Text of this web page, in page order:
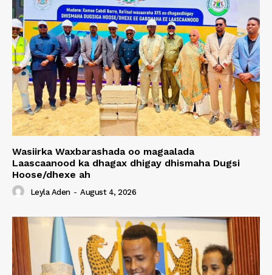
Wasiirka Waxbarashada oo magaalada
Laascaanood ka dhagax dhigay dhismaha Dugsi
Hoose/dhexe ah
Leyla Aden - August 4, 2026